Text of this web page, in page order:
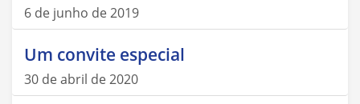
6 de junho de 2019
Um convite especial
30 de abril de 2020